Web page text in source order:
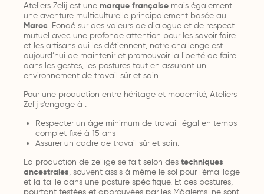
Ateliers Zelij est une marque française mais également
une aventure multiculturelle principalement basée au
Maroc. Fondé sur des valeurs de dialogue et de respect
mutuel avec une profonde attention pour les savoir faire
et les artisans qui les détiennent, notre challenge est
aujourd’hui de maintenir et promouvoir la liberté de faire
dans les gestes, les postures tout en assurant un
environnement de travail sûr et sain.
Pour une production entre héritage et modernité, Ateliers
Zelij s’engage à :
Respecter un âge minimum de travail légal en temps
complet fixé à 15 ans
Assurer un cadre de travail sûr et sain.
La production de zellige se fait selon des techniques
ancestrales, souvent assis à même le sol pour l’émaillage
et la taille dans une posture spécifique. Et ces postures,
pourtant testées et approuvées par les Mâalems, ne sont